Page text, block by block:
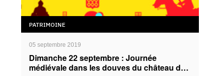
PATRIMOINE
05 septembre 2019
Dimanche 22 septembre : Journée
médiévale dans les douves du château des